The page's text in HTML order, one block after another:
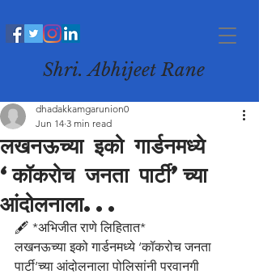
Shri. Abhijeet Rane
लखनऊच्या इको गार्डनमध्ये
‘कॉकरोच जनता पार्टी’च्या
आंदोलनाला...
dhadakkamgarunion0
Jun 14 3 min read
🖋️ *अभिजीत राणे लिहितात*
लखनऊच्या इको गार्डनमध्ये ‘कॉकरोच जनता
पार्टी’च्या आंदोलनाला पोलिसांनी परवानगी